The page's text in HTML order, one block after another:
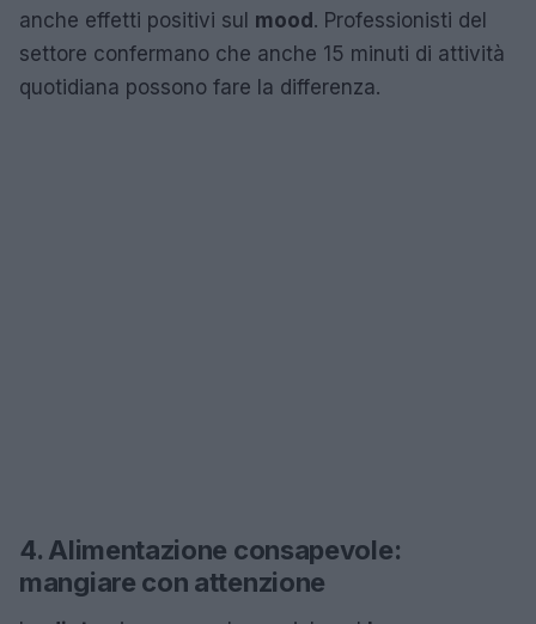
anche effetti positivi sul mood. Professionisti del
settore confermano che anche 15 minuti di attività
quotidiana possono fare la differenza.
4. Alimentazione consapevole:
mangiare con attenzione